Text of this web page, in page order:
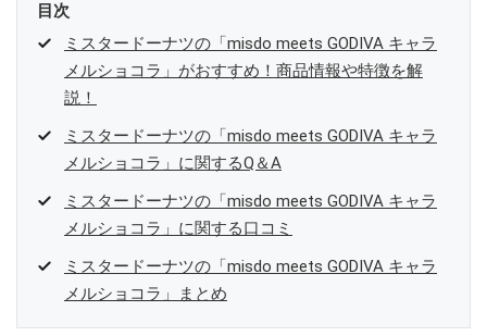
目次
ミスタードーナツの「misdo meets GODIVA キャラ
メルショコラ」がおすすめ！商品情報や特徴を解
説！
ミスタードーナツの「misdo meets GODIVA キャラ
メルショコラ」に関するQ＆A
ミスタードーナツの「misdo meets GODIVA キャラ
メルショコラ」に関する口コミ
ミスタードーナツの「misdo meets GODIVA キャラ
メルショコラ」まとめ